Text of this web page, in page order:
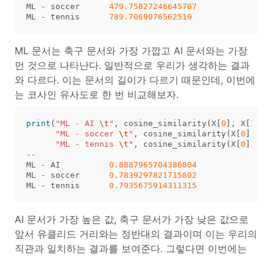
ML
- soccer
479.75827246645787
ML
- tennis 789.7069076562519
ML 문서는 축구 문서와 가장 가깝고 AI 문서와는 가장
먼 것으로 나타난다. 일반적으로 우리가 생각하는 결과
와 다르다. 이는 문서의 길이가 다르기 때문인데, 이번에
는 코사인 유사도로 한 번 비교해보자.
print ( "ML - AI \t " , cosine_similarity (X [0 ], X 1
"ML - soccer \t " , cosine_similarity (X [0
"ML - tennis \t " , cosine_similarity (X [0
--
ML
- AI
0.8887965704386804
ML
- soccer
0.7839297821715802
ML
- tennis 0.7935675914311315
AI 문서가 가장 높은 값, 축구 문서가 가장 낮은 값으로
앞서 유클리드 거리와는 정반대의 결과이며 이는 우리의
직관과 일치하는 결과를 보여준다. 그렇다면 이번에는